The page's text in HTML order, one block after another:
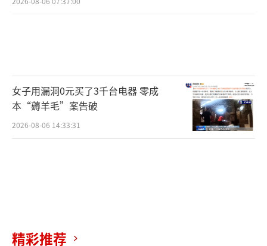
女子用漏洞0元买了3千台电器 零成
本“薅羊毛”案告破
2026-08-06 14:33:31
精彩推荐